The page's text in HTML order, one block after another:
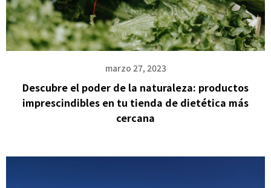
marzo 27, 2023
Descubre el poder de la naturaleza: productos
imprescindibles en tu tienda de dietética más
cercana